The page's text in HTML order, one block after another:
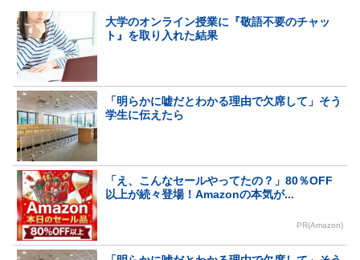
大学のオンライン授業に『敬語不要のチャッ
ト』を取り入れた結果
「明らかに嘘だとわかる理由で欠席して」そう
学生に伝えたら
「え、こんなセールやってたの？」80％OFF
以上が続々登場！Amazonの本気が...
PR(Amazon)